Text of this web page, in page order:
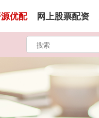
优配 网上股票配资